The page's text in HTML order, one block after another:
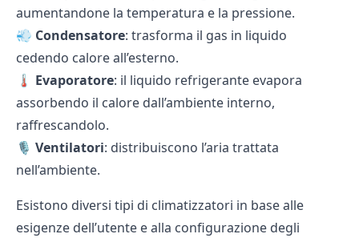
aumentandone la temperatura e la pressione.
💨 Condensatore: trasforma il gas in liquido
cedendo calore all’esterno.
🌡 Evaporatore: il liquido refrigerante evapora
assorbendo il calore dall’ambiente interno,
raffrescandolo.
🎙 Ventilatori: distribuiscono l’aria trattata
nell’ambiente.
Esistono diversi tipi di climatizzatori in base alle
esigenze dell’utente e alla configurazione degli